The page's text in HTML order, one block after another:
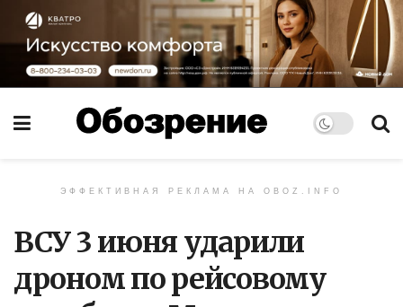
ЭФФЕКТИВНАЯ РЕКЛАМА НА OBOZ.INFO
ВСУ 3 июня ударили
дроном по рейсовому